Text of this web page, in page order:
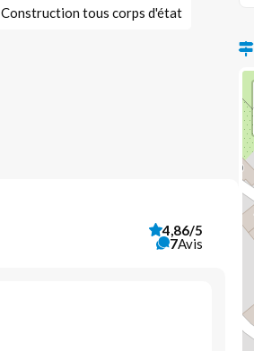
Construction tous corps d'état
4,86/5
7Avis